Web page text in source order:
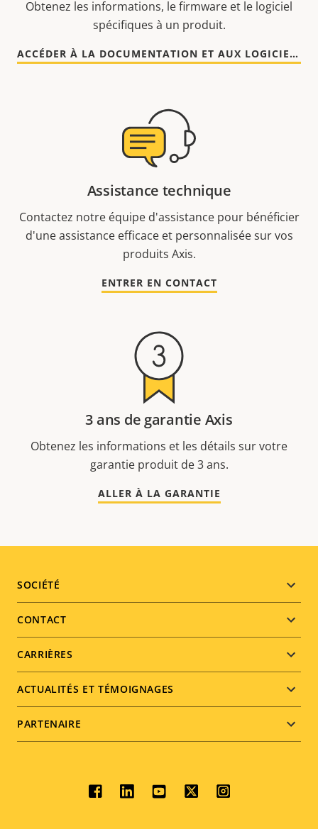
Obtenez les informations, le firmware et le logiciel
spécifiques à un produit.
ACCÉDER À LA DOCUMENTATION ET AUX LOGICIELS
Assistance technique
Contactez notre équipe d'assistance pour bénéficier
d'une assistance efficace et personnalisée sur vos
produits Axis.
ENTRER EN CONTACT
3 ans de garantie Axis
Obtenez les informations et les détails sur votre
garantie produit de 3 ans.
ALLER À LA GARANTIE
Footer
menu
SOCIÉTÉ
CONTACT
CARRIÈRES
ACTUALITÉS ET TÉMOIGNAGES
PARTENAIRE
Social